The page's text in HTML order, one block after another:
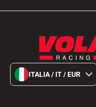
ITALIA / IT / EUR